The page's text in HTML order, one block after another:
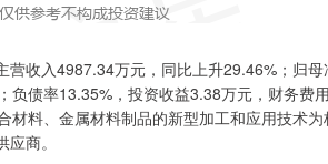
营收入4987.34万元，同比上升29.46%；归
负债率13.35%，投资收益3.38万元，财务费
材料、金属材料制品的新型加工和应用技术
商。